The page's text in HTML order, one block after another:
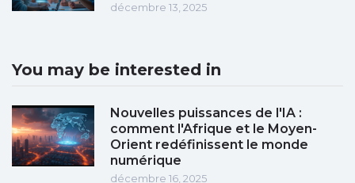
décembre 13, 2025
You may be interested in
Nouvelles puissances de l'IA :
comment l'Afrique et le Moyen-
Orient redéfinissent le monde
numérique
décembre 16, 2025